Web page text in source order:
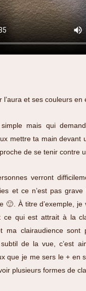
l’aura et ses couleurs en
mais qui
mettre ta main devant
de se tenir contre
verront
et ce n’est pas
🙂. À titre d’exemple,
ce qui est attrait à la
ma clairaudience sont
de la vue, c’est
que je me sers le + en
plusieurs formes de